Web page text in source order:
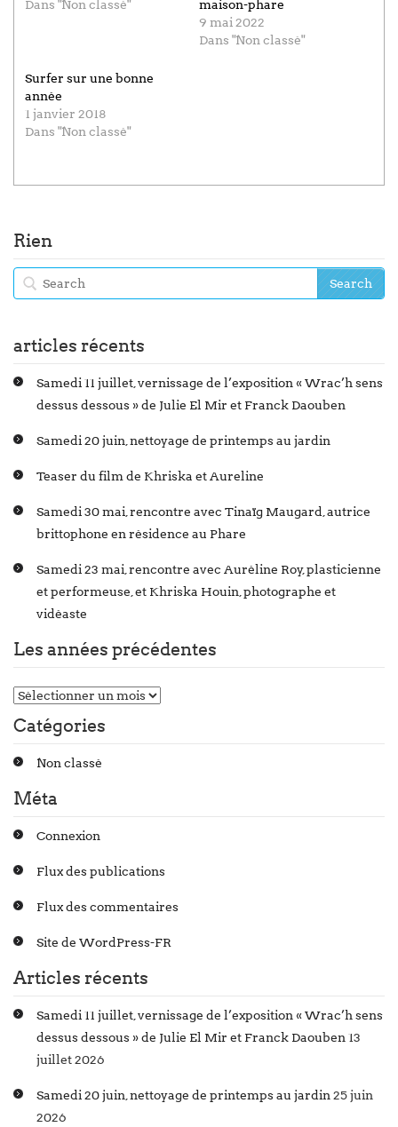
Dans "Non classé"
maison-phare
9 mai 2022
Dans "Non classé"
Surfer sur une bonne
année
1 janvier 2018
Dans "Non classé"
Rien
articles récents
Samedi 11 juillet, vernissage de l’exposition « Wrac’h sens
dessus dessous » de Julie El Mir et Franck Daouben
Samedi 20 juin, nettoyage de printemps au jardin
Teaser du film de Khriska et Aureline
Samedi 30 mai, rencontre avec Tinaïg Maugard, autrice
brittophone en résidence au Phare
Samedi 23 mai, rencontre avec Auréline Roy, plasticienne
et performeuse, et Khriska Houin, photographe et
vidéaste
Les années précédentes
Catégories
Non classé
Méta
Connexion
Flux des publications
Flux des commentaires
Site de WordPress-FR
Articles récents
Samedi 11 juillet, vernissage de l’exposition « Wrac’h sens
dessus dessous » de Julie El Mir et Franck Daouben 13
juillet 2026
Samedi 20 juin, nettoyage de printemps au jardin 25 juin
2026